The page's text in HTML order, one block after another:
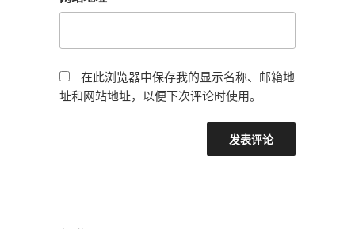
在此浏览器中保存我的显示名称、邮箱地
址和网站地址，以便下次评论时使用。